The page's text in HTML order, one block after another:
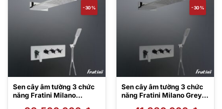
-30%
Sen cây âm tường 3 chức
năng Fratini Milano
-30%
Sen cây âm tường 3 chức
năng Fratini Milano Grey